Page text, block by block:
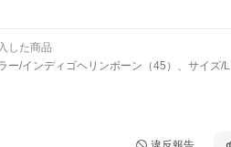
した商品
ー/インディゴヘリンボーン（45）、サイズ/L